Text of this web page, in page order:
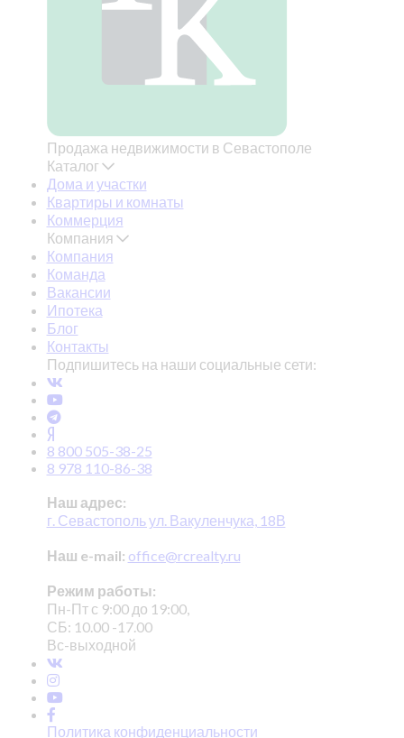
Продажа недвижимости в Севастополе
Каталог
Дома и участки
Квартиры и комнаты
Коммерция
Компания
Компания
Команда
Вакансии
Ипотека
Блог
Контакты
Подпишитесь на наши социальные сети:
8 800 505-38-25
8 978 110-86-38
Наш адрес:
г. Севастополь ул. Вакуленчука, 18В
Наш e-mail: office@rcrealty.ru
Режим работы:
Пн-Пт с 9:00 до 19:00,
СБ: 10.00 -17.00
Вс-выходной
Политика конфиденциальности